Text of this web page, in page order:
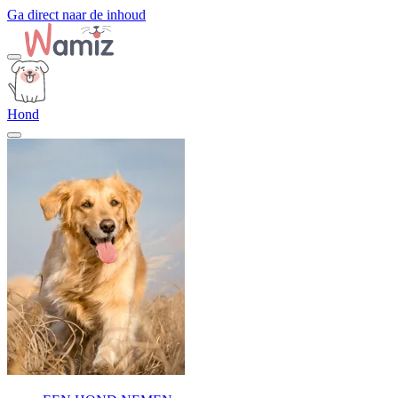
Ga direct naar de inhoud
Hond